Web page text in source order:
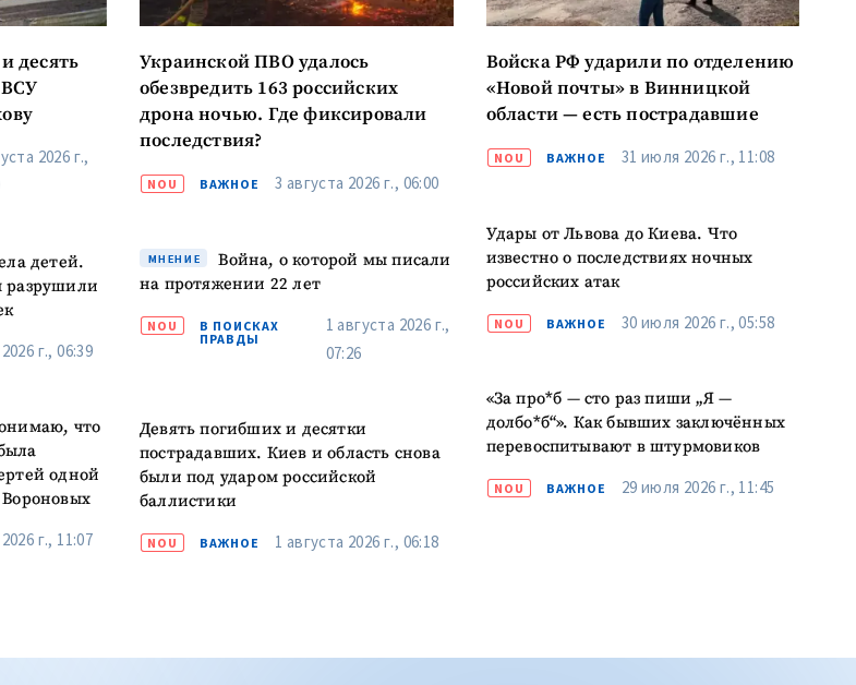
десять
ВСУ
2026 г.,
детей.
разрушили
г., 06:39
что
одной
г., 11:07
Украинской ПВО удалось
обезвредить 163 российских
дрона ночью. Где фиксировали
последствия?
NOU ВАЖНОЕ 3 августа 2026 г., 06:00
МНЕНИЕ
Война, о которой мы писали
на протяжении 22 лет
NOU
В ПОИСКАХ
ПРАВДЫ
1 августа 2026 г.,
07:26
Девять погибших и десятки
пострадавших. Киев и область снова
были под ударом российской
баллистики
NOU ВАЖНОЕ 1 августа 2026 г., 06:18
Войска РФ ударили по отделению
«Новой почты» в Винницкой
области — есть пострадавшие
NOU ВАЖНОЕ 31 июля 2026 г., 11:08
Удары от Львова до Киева. Что
известно о последствиях ночных
российских атак
NOU ВАЖНОЕ 30 июля 2026 г., 05:58
«За про*б — сто раз пиши „Я —
долбо*б“». Как бывших заключённых
перевоспитывают в штурмовиков
NOU ВАЖНОЕ 29 июля 2026 г., 11:45
на медиа
новости
Анонимный источник
Имя + Моё имя
Электронная почта
+ Личный телефон
Я прочитал(а) и согласен(на) с
политикой конфиденциальности
ОТПРАВИТЬ НОВОСТЬ